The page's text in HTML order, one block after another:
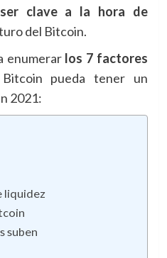
clave a la hora de
del Bitcoin.
enumerar los 7 factores
pueda tener un
2021:
liquidez
suben